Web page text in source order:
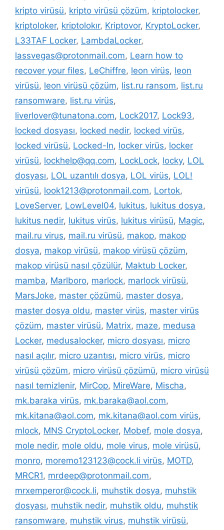
kripto virüsü, kripto virüsü çözüm, kriptolocker,
kriptoloker, kriptolokır, Kriptovor, KryptoLocker,
L33TAF Locker, LambdaLocker,
lassvegas@protonmail.com, Learn how to
recover your files, LeChiffre, leon virüs, leon
virüsü, leon virüsü çözüm, list.ru ransom, list.ru
ransomware, list.ru virüs,
liverlover@tunatona.com, Lock2017, Lock93,
locked dosyası, locked nedir, locked virüs,
locked virüsü, Locked-In, locker virüs, locker
virüsü, lockhelp@qq.com, LockLock, locky, LOL
dosyası, LOL uzantılı dosya, LOL virüs, LOL!
virüsü, look1213@protonmail.com, Lortok,
LoveServer, LowLevel04, lukitus, lukitus dosya,
lukitus nedir, lukitus virüs, lukitus virüsü, Magic,
mail.ru virus, mail.ru virüsü, makop, makop
dosya, makop virüsü, makop virüsü çözüm,
makop virüsü nasıl çözülür, Maktub Locker,
mamba, Marlboro, marlock, marlock virüsü,
MarsJoke, master çözümü, master dosya,
master dosya oldu, master virüs, master virüs
çözüm, master virüsü, Matrix, maze, medusa
Locker, medusalocker, micro dosyası, micro
nasıl açılır, micro uzantısı, micro virüs, micro
virüsü çözüm, micro virüsü çözümü, micro virüsü
nasıl temizlenir, MirCop, MireWare, Mischa,
mk.baraka virüs, mk.baraka@aol.com,
mk.kitana@aol.com, mk.kitana@aol.com virüs,
mlock, MNS CryptoLocker, Mobef, mole dosya,
mole nedir, mole oldu, mole virus, mole virüsü,
monro, moremo123123@cock.li virüs, MOTD,
MRCR1, mrdeep@protonmail.com,
mrxemperor@cock.li, muhstik dosya, muhstik
dosyası, muhstik nedir, muhstik oldu, muhstik
ransomware, muhstik virus, muhstik virüsü,